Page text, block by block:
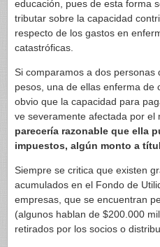
educación, pues de esta forma
tributar sobre la capacidad
respecto de los gastos en
catastróficas.
Si comparamos a dos personas
pesos, una de ellas enferma de
obvio que la capacidad para
ve severamente afectada por el
parecería razonable que ella
impuestos, algún monto a
Siempre se critica que existen
acumulados en el Fondo de
empresas, que se encuentran
(algunos hablan de $200.000
retirados por los socios o